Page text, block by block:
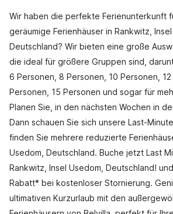
Wir haben die perfekte Ferienunterkunft
geräumige Ferienhäuser in Rankwitz, Insel
Deutschland? Wir bieten eine große
die ideal für größere Gruppen sind,
6 Personen, 8 Personen, 10 Personen,
Personen, 15 Personen und sogar für
Planen Sie, in den nächsten Wochen in
Dann schauen Sie sich unsere Last-
finden Sie mehrere reduzierte
Usedom, Deutschland. Buche jetzt Last
Rankwitz, Insel Usedom, Deutschland!
Rabatt* bei kostenloser Stornierung.
ultimativen Kurzurlaub mit den